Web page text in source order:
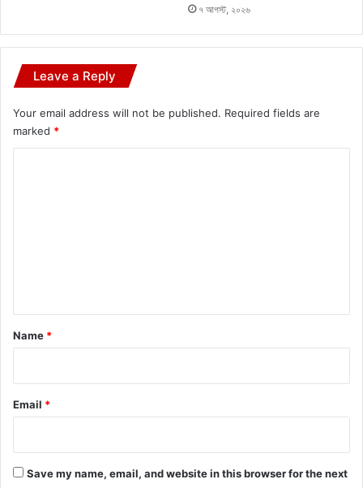
৭ আগস্ট, ২০২৬
Leave a Reply
Your email address will not be published. Required fields are
marked *
*
Name *
Email *
Save my name, email, and website in this browser for the next